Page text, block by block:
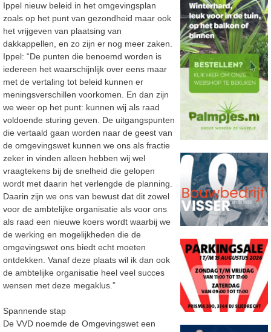
Ippel nieuw beleid in het omgevingsplan
zoals op het punt van gezondheid maar ook
het vrijgeven van plaatsing van
dakkappellen, en zo zijn er nog meer zaken.
Ippel: “De punten die benoemd worden is
iedereen het waarschijnlijk over eens maar
met de vertaling tot beleid kunnen er
meningsverschillen voorkomen. En dan zijn
we weer op het punt: kunnen wij als raad
voldoende sturing geven. De uitgangspunten
die vertaald gaan worden naar de geest van
de omgevingswet kunnen we ons als fractie
zeker in vinden alleen hebben wij wel
vraagtekens bij de snelheid die gelopen
wordt met daarin het verlengde de planning.
Daarin zijn we ons van bewust dat dit zowel
voor de ambtelijke organisatie als voor ons
als raad een nieuwe koers wordt waarbij we
de werking en mogelijkheden die de
omgevingswet ons biedt echt moeten
ontdekken. Vanaf deze plaats wil ik dan ook
de ambtelijke organisatie heel veel succes
wensen met deze megaklus.”
Spannende stap
De VVD noemde de Omgevingswet een